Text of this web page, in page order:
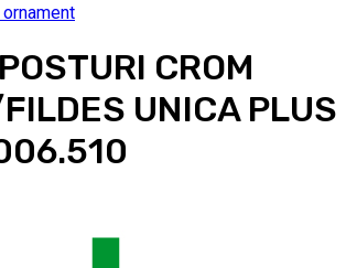
CROM
UNICA PLUS